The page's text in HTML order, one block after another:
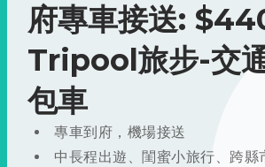
府專車接送:
Tripool旅步-交
包車
專車到府，機場接送
中長程出遊、閨蜜小旅行、跨縣